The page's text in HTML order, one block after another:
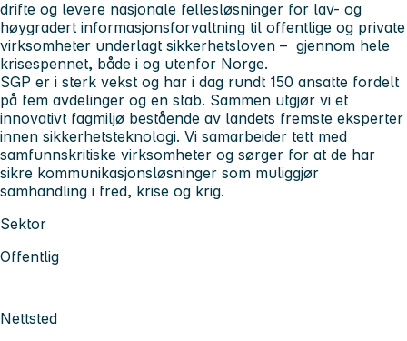
drifte og levere nasjonale fellesløsninger for lav- og
høygradert informasjonsforvaltning til offentlige og private
virksomheter underlagt sikkerhetsloven – gjennom hele
krisespennet, både i og utenfor Norge.
SGP er i sterk vekst og har i dag rundt 150 ansatte fordelt
på fem avdelinger og en stab. Sammen utgjør vi et
innovativt fagmiljø bestående av landets fremste eksperter
innen sikkerhetsteknologi. Vi samarbeider tett med
samfunnskritiske virksomheter og sørger for at de har
sikre kommunikasjonsløsninger som muliggjør
samhandling i fred, krise og krig.
Sektor
Offentlig
Nettsted